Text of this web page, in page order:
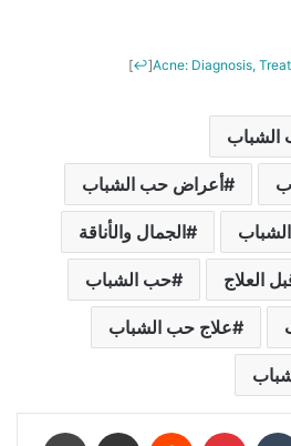
Acne: Diagnosis,
[
↩
]
الشباب
أعراض حب الشباب
الجمال والأناقة
العلاج حب الشباب
علاج حب الشباب